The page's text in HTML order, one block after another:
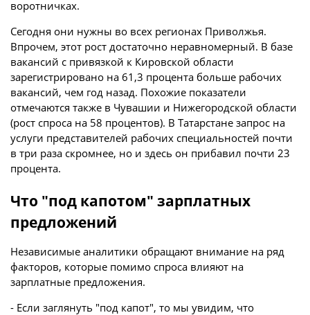
воротничках.
Сегодня они нужны во всех регионах Приволжья.
Впрочем, этот рост достаточно неравномерный. В базе
вакансий с привязкой к Кировской области
зарегистрировано на 61,3 процента больше рабочих
вакансий, чем год назад. Похожие показатели
отмечаются также в Чувашии и Нижегородской области
(рост спроса на 58 процентов). В Татарстане запрос на
услуги представителей рабочих специальностей почти
в три раза скромнее, но и здесь он прибавил почти 23
процента.
Что "под капотом" зарплатных
предложений
Независимые аналитики обращают внимание на ряд
факторов, которые помимо спроса влияют на
зарплатные предложения.
- Если заглянуть "под капот", то мы увидим, что